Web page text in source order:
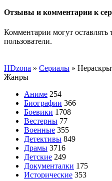
Отзывы и комментарии к
Комментарии могут оставлять
пользователи.
HDzona » Сериалы »
Жанры
Аниме 254
Биографии 366
Боевики 1708
Вестерны 77
Военные 355
Детективы 849
Драмы 3716
Детские 249
Документалки 175
Исторические 353